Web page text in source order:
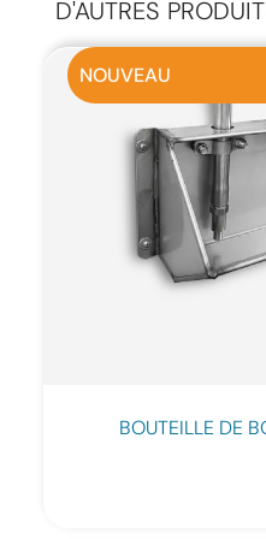
D'AUTRES
NOUVEAU
BOUTEILLE DE